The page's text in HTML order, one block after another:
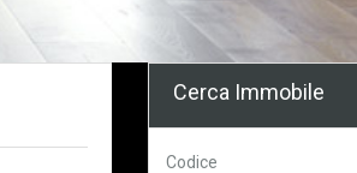
Cerca Immobile
Codice